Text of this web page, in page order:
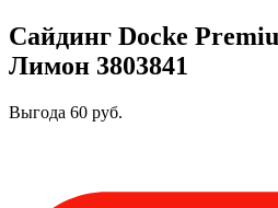
Сайдинг Docke
Лимон 3803841
Выгода 60 руб.